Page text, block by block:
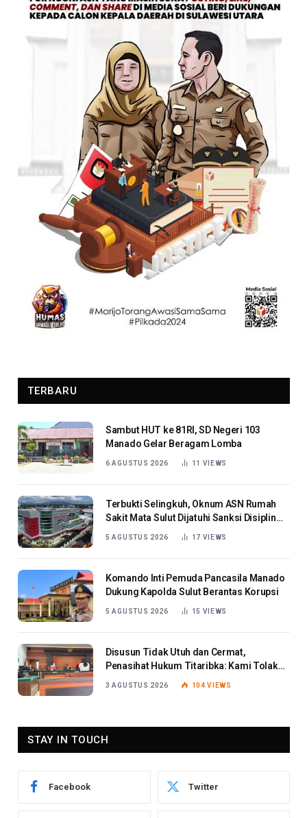
TERBARU
Sambut HUT ke 81RI, SD Negeri 103
Manado Gelar Beragam Lomba
6 AGUSTUS 2026 11 VIEWS
Terbukti Selingkuh, Oknum ASN Rumah
Sakit Mata Sulut Dijatuhi Sanksi Disiplin
5 AGUSTUS 2026 17 VIEWS
Komando Inti Pemuda Pancasila Manado
Dukung Kapolda Sulut Berantas Korupsi
5 AGUSTUS 2026 15 VIEWS
Disusun Tidak Utuh dan Cermat,
Penasihat Hukum Titaribka: Kami Tolak
3 AGUSTUS 2026 104VIEWS
STAY IN TOUCH
Facebook Twitter